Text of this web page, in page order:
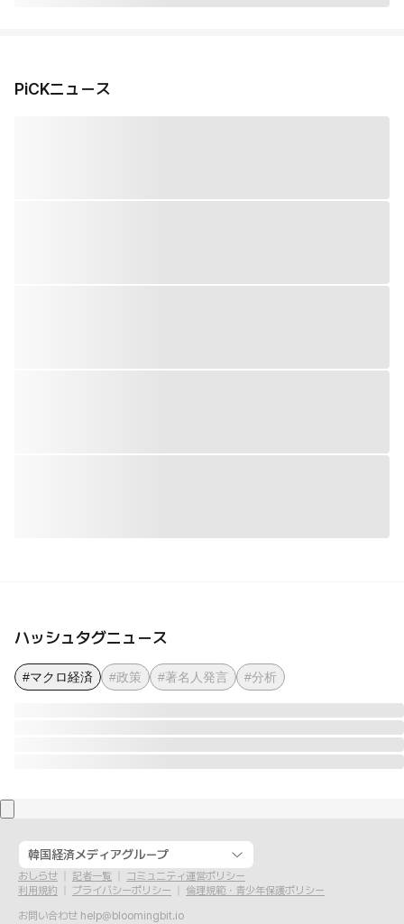
PiCKニュース
ハッシュタグニュース
#マクロ経済 #政策 #著名人発言 #分析
韓国経済メディアグループ
おしらせ 記者一覧
コミュニティ運営ポリシー
利用規約
プライバシーポリシー
倫理規範・青少年保護ポリシー
お問い合わせ help@bloomingbit.io